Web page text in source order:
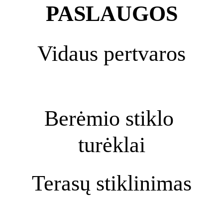
PASLAUGOS
Vidaus pertvaros
Berėmio stiklo
turėklai
Terasų stiklinimas